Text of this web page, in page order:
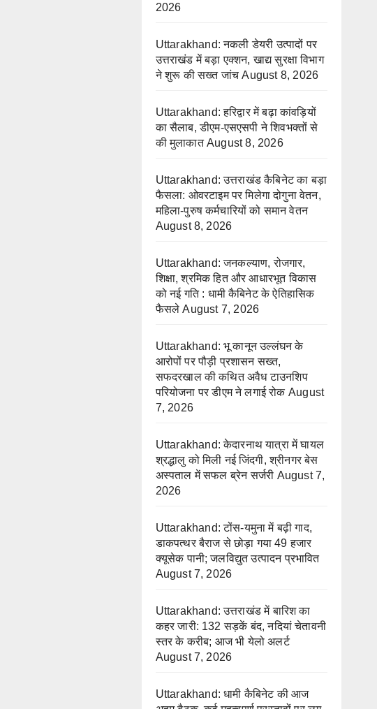
2026
Uttarakhand: नकली डेयरी उत्पादों पर
उत्तराखंड में बड़ा एक्शन, खाद्य सुरक्षा विभाग
ने शुरू की सख्त जांच August 8, 2026
Uttarakhand: हरिद्वार में बढ़ा कांवड़ियों
का सैलाब, डीएम-एसएसपी ने शिवभक्तों से
की मुलाकात August 8, 2026
Uttarakhand: उत्तराखंड कैबिनेट का बड़ा
फैसला: ओवरटाइम पर मिलेगा दोगुना वेतन,
महिला-पुरुष कर्मचारियों को समान वेतन
August 8, 2026
Uttarakhand: जनकल्याण, रोजगार,
शिक्षा, श्रमिक हित और आधारभूत विकास
को नई गति : धामी कैबिनेट के ऐतिहासिक
फैसले August 7, 2026
Uttarakhand: भू कानून उल्लंघन के
आरोपों पर पौड़ी प्रशासन सख्त,
सफदरखाल की कथित अवैध टाउनशिप
परियोजना पर डीएम ने लगाई रोक August
7, 2026
Uttarakhand: केदारनाथ यात्रा में घायल
श्रद्धालु को मिली नई जिंदगी, श्रीनगर बेस
अस्पताल में सफल ब्रेन सर्जरी August 7,
2026
Uttarakhand: टोंस-यमुना में बढ़ी गाद,
डाकपत्थर बैराज से छोड़ा गया 49 हजार
क्यूसेक पानी; जलविद्युत उत्पादन प्रभावित
August 7, 2026
Uttarakhand: उत्तराखंड में बारिश का
कहर जारी: 132 सड़कें बंद, नदियां चेतावनी
स्तर के करीब; आज भी येलो अलर्ट
August 7, 2026
Uttarakhand: धामी कैबिनेट की आज